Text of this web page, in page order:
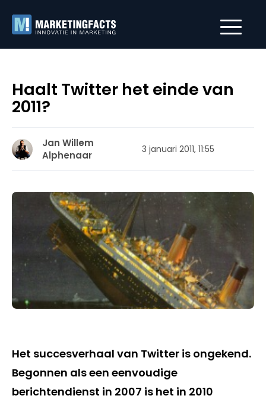
Haalt Twitter het einde van
2011?
Jan Willem
Alphenaar
3 januari 2011, 11:55
Het succesverhaal van Twitter is ongekend.
Begonnen als een eenvoudige
berichtendienst in 2007 is het in 2010